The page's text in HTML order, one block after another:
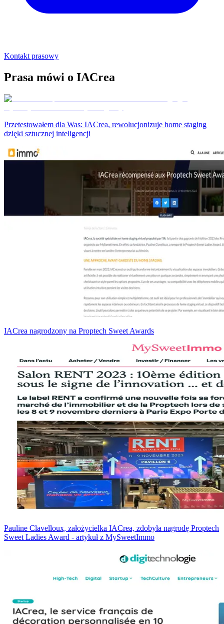
Kontakt prasowy
Prasa mówi o IACrea
Przetestowałem dla Was: IACrea, rewolucjonizuje home staging
dzięki sztucznej inteligencji
IACrea nagrodzony na Proptech Sweet Awards
Pauline Clavelloux, założycielka IACrea, zdobyła nagrodę Proptech
Sweet Ladies Award - artykuł z MySweetImmo